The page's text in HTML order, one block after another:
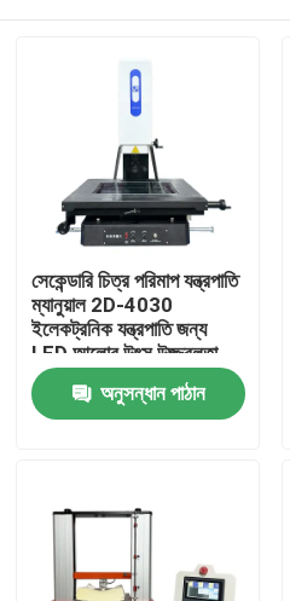
বাড়ি
ভিআর শো
সেকেন্ডারি চিত্র পরিমাপ যন্ত্রপাতি
ম্যানুয়াল 2D-4030
ইলেকট্রনিক যন্ত্রপাতি জন্য
LED আলোর উৎস উজ্জ্বলতা
নিয়মিত
অনুসন্ধান পাঠান